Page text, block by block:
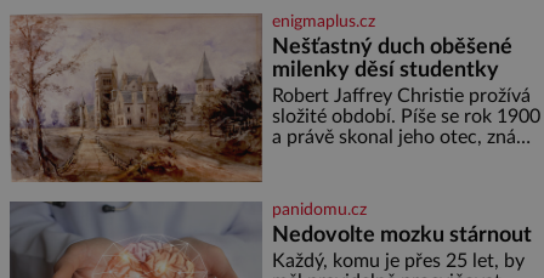
nikdo neodvážil podzemní
hrobku otevřít a její poklop tak
raději jen skrápí svěcenou
vodou. Za několik dní divné
burácení skutečně ustane. Když
o mnoho let později hrobku
enigmaplus.cz
Nešťastný duch oběšené
milenky děsí studentky
Robert Jaffrey Christie prožívá
složité období. Píše se rok 1900
a právě skonal jeho otec, známý
ale doprovázena ohromným
dědictvím
panidomu.cz
Nedovolte mozku stárnout
Každý, komu je přes 25 let, by